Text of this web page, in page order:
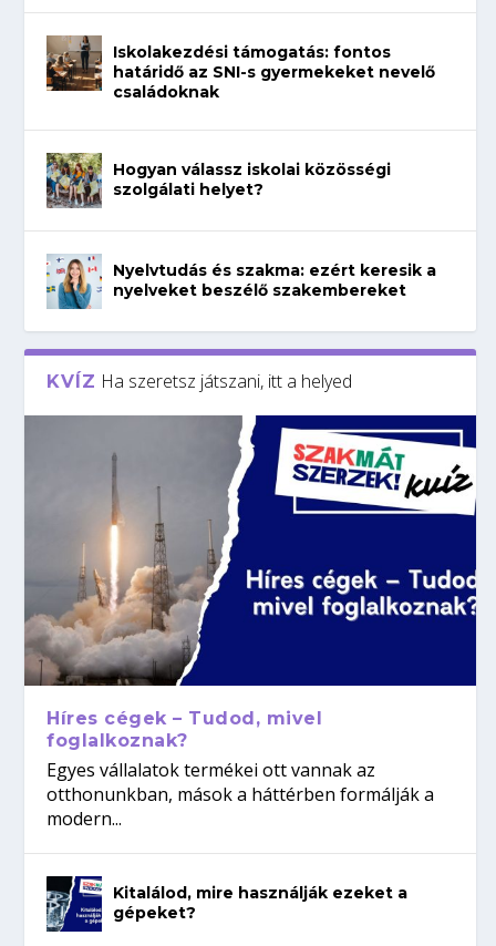
Iskolakezdési támogatás: fontos
határidő az SNI-s gyermekeket nevelő
családoknak
Hogyan válassz iskolai közösségi
szolgálati helyet?
Nyelvtudás és szakma: ezért keresik a
nyelveket beszélő szakembereket
KVÍZ Ha szeretsz játszani, itt a helyed
Híres cégek – Tudod, mivel
foglalkoznak?
Egyes vállalatok termékei ott vannak az
otthonunkban, mások a háttérben formálják a
modern...
Kitalálod, mire használják ezeket a
gépeket?